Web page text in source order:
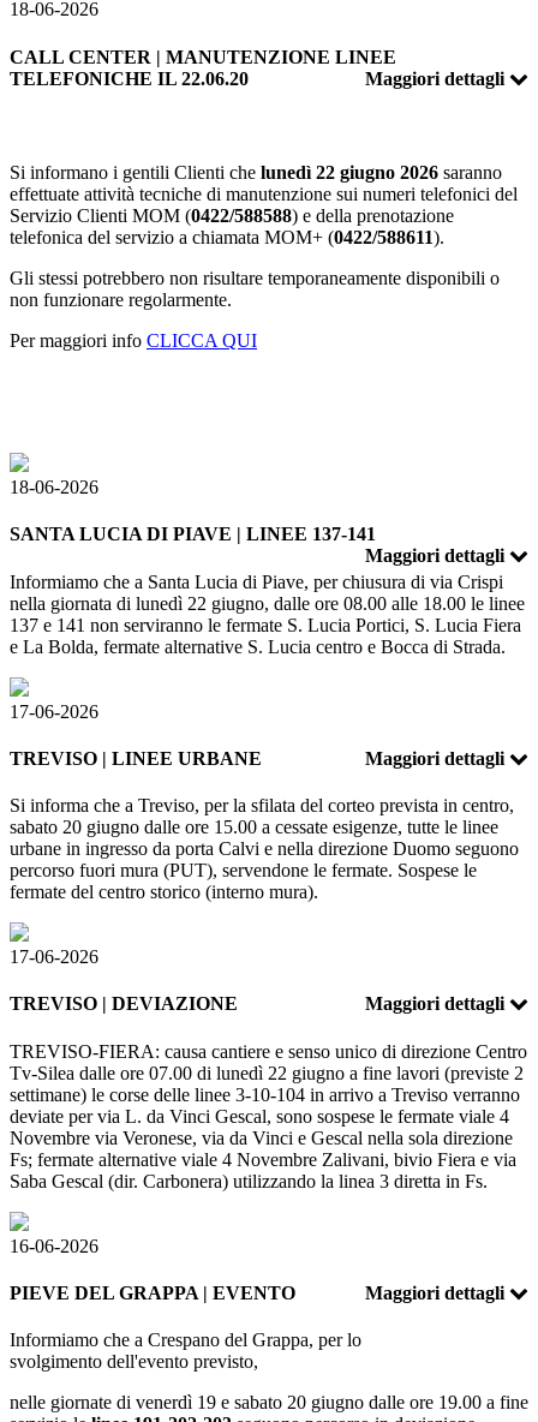
18-06-2026
CALL CENTER | MANUTENZIONE LINEE
TELEFONICHE IL 22.06.20
Maggiori dettagli
Si informano i gentili Clienti che lunedì 22 giugno 2026 saranno
effettuate attività tecniche di manutenzione sui numeri telefonici del
Servizio Clienti MOM (0422/588588) e della prenotazione
telefonica del servizio a chiamata MOM+ (0422/588611).
Gli stessi potrebbero non risultare temporaneamente disponibili o
non funzionare regolarmente.
Per maggiori info CLICCA QUI
18-06-2026
SANTA LUCIA DI PIAVE | LINEE 137-141
Maggiori dettagli
Informiamo che a Santa Lucia di Piave, per chiusura di via Crispi
nella giornata di lunedì 22 giugno, dalle ore 08.00 alle 18.00 le linee
137 e 141 non serviranno le fermate S. Lucia Portici, S. Lucia Fiera
e La Bolda, fermate alternative S. Lucia centro e Bocca di Strada.
17-06-2026
TREVISO | LINEE URBANE Maggiori dettagli
Si informa che a Treviso, per la sfilata del corteo prevista in centro,
sabato 20 giugno dalle ore 15.00 a cessate esigenze, tutte le linee
urbane in ingresso da porta Calvi e nella direzione Duomo seguono
percorso fuori mura (PUT), servendone le fermate. Sospese le
fermate del centro storico (interno mura).
17-06-2026
TREVISO | DEVIAZIONE Maggiori dettagli
TREVISO-FIERA: causa cantiere e senso unico di direzione Centro
Tv-Silea dalle ore 07.00 di lunedì 22 giugno a fine lavori (previste 2
settimane) le corse delle linee 3-10-104 in arrivo a Treviso verranno
deviate per via L. da Vinci Gescal, sono sospese le fermate viale 4
Novembre via Veronese, via da Vinci e Gescal nella sola direzione
Fs; fermate alternative viale 4 Novembre Zalivani, bivio Fiera e via
Saba Gescal (dir. Carbonera) utilizzando la linea 3 diretta in Fs.
16-06-2026
PIEVE DEL GRAPPA | EVENTO Maggiori dettagli
Informiamo che a Crespano del Grappa, per lo
svolgimento dell'evento previsto,
nelle giornate di venerdì 19 e sabato 20 giugno dalle ore 19.00 a fine